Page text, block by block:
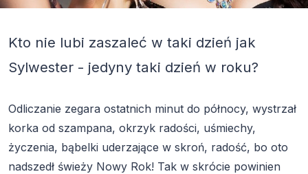
Kto nie lubi zaszaleć w taki dzień jak
Sylwester - jedyny taki dzień w roku?
Odliczanie zegara ostatnich minut do północy, wystrzał
korka od szampana, okrzyk radości, uśmiechy,
życzenia, bąbelki uderzające w skroń, radość, bo oto
nadszedł świeży Nowy Rok! Tak w skrócie powinien